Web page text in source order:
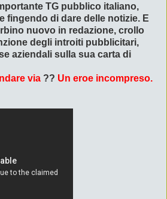
TG pubblico italiano,
fingendo di dare delle notizie. E
nuovo in redazione, crollo
degli introiti pubblicitari,
aziendali sulla sua carta di
via ?? Un eroe incompreso.